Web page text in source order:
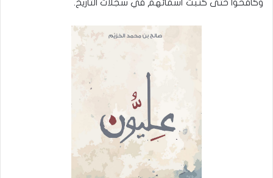
وكافحوا حتى كتبت أسمائهم في سجلات التاريخ.